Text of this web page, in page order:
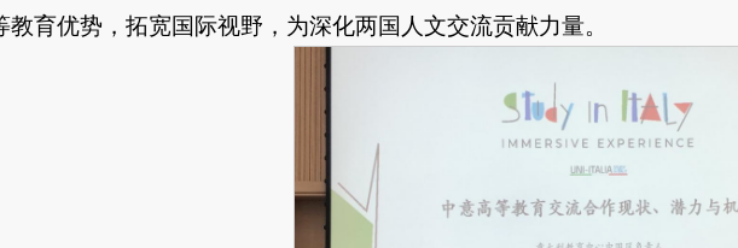
教育优势，拓宽国际视野，为深化两国人文交流贡献力量。